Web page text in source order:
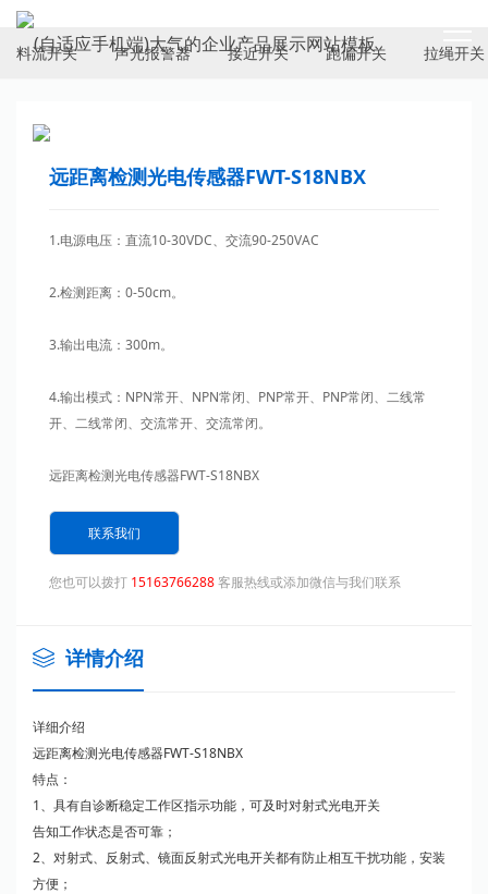
ELECTRICAL SWITCH
料流开关 声光报警器 接近开关 跑偏开关 拉绳开关
远距离检测光电传感器FWT-S18NBX
1.电源电压：直流10-30VDC、交流90-250VAC
2.检测距离：0-50cm。
3.输出电流：300m。
4.输出模式：NPN常开、NPN常闭、PNP常开、PNP常闭、二线常
开、二线常闭、交流常开、交流常闭。
远距离检测光电传感器FWT-S18NBX
联系我们
您也可以拨打 15163766288客服热线或添加微信与我们联系
详情介绍
详细介绍
远距离检测光电传感器FWT-S18NBX
特点：
1、具有自诊断稳定工作区指示功能，可及时对射式光电开关
告知工作状态是否可靠；
2、对射式、反射式、镜面反射式光电开关都有防止相互干扰功能，安装
方便；